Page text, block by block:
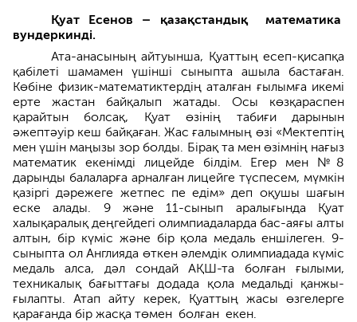
Қуат Есенов – қазақстандық матема­тика
вундеркинді.
Ата-анасының айтуынша, Қуаттың есеп-қисапқа
қабілеті шамамен үшінші сыныпта ашыла бастаған.
Көбіне физик-математиктердің аталған ғылымға икемі
ерте жастан байқалып жатады. Осы көзқараспен
қарайтын болсақ, Қуат өзінің табиғи дарынын
әжептәуір кеш байқаған. Жас ғалымның өзі «Мектеп­тің
мен үшін маңызы зор болды. Бірақ та мен өзімнің нағыз
математик екенімді лицейде білдім. Егер мен №8
дарынды балаларға арналған лицейге түспесем, мүмкін
қазіргі дәрежеге жетпес пе едім» деп оқушы шағын
еске алады. 9 және 11-сынып аралы­ғында Қуат
халықаралық деңгейдегі олимпиадаларда бас-аяғы алты
алтын, бір күміс және бір қола медаль еншілеген. 9-
сыныпта ол Англияда өткен әлемдік олимпиадада күміс
медаль алса, дәл сондай АҚШ-та болған ғылыми,
техникалық бағыттағы додада қола медальді қанжы­
ғылапты. Атап айту керек, Қуаттың жасы өзгелерге
қарағанда бір жасқа төмен болған екен.